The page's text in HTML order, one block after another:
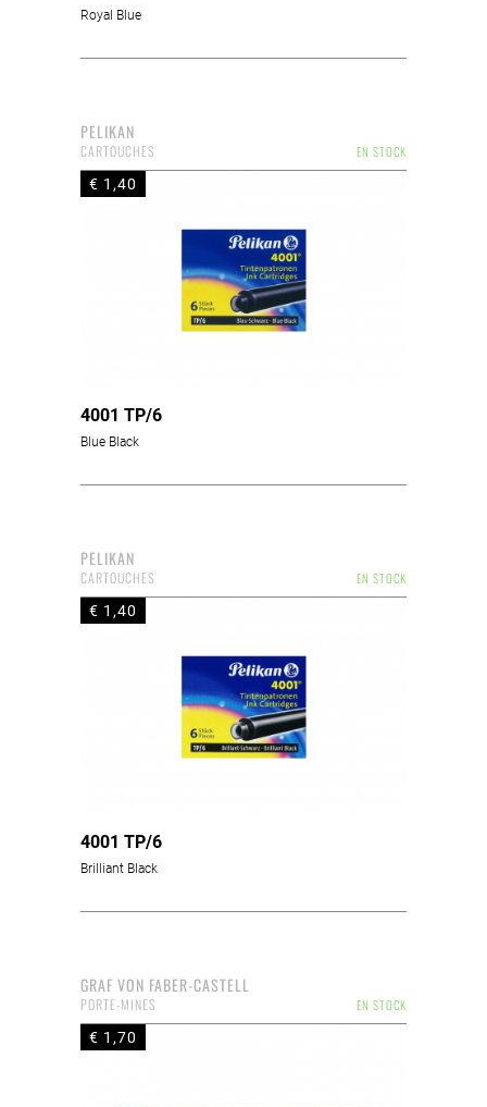
Royal Blue
PELIKAN
EN STOCK
CARTOUCHES
€ 1,40
4001 TP/6
Blue Black
PELIKAN
EN STOCK
CARTOUCHES
€ 1,40
4001 TP/6
Brilliant Black
GRAF VON FABER-CASTELL
EN STOCK
PORTE-MINES
€ 1,70